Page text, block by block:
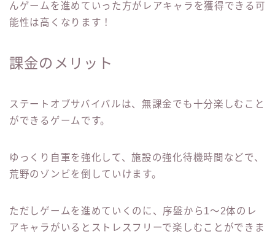
んゲームを進めていった方がレアキャラを獲得できる可
能性は高くなります！
課金のメリット
ステートオブサバイバルは、無課金でも十分楽しむこと
ができるゲームです。
ゆっくり自軍を強化して、施設の強化待機時間などで、
荒野のゾンビを倒していけます。
ただしゲームを進めていくのに、序盤から1～2体のレ
アキャラがいるとストレスフリーで楽しむことができま